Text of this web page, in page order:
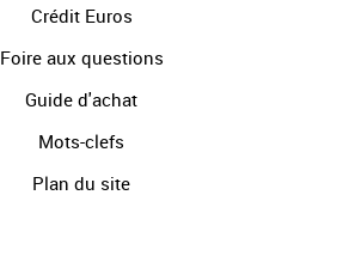
Crédit Euros
Foire aux questions
Guide d'achat
Mots-clefs
Plan du site